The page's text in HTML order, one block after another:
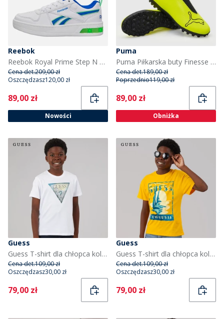
Reebok
Reebok Royal Prime Step N Flash sneakersy dla chłopca kolor Biały/Optimum Blue/Solar Lime
Cena det.209,00 zł
Oszczędzasz120,00 zł
Current
89,00 zł
Nowości
Puma
Puma Piłkarska buty Finesse Laceless TF Astro dla chłopca kolor Yellow Alert
Cena det.189,00 zł
Poprzednio119,00 zł
Current
89,00 zł
Obniżka
Guess
Guess T-shirt dla chłopca kolor Pure White
Cena det.109,00 zł
Oszczędzasz30,00 zł
Current
79,00 zł
Guess
Guess T-shirt dla chłopca kolor Rich Yellow
Cena det.109,00 zł
Oszczędzasz30,00 zł
Current
79,00 zł